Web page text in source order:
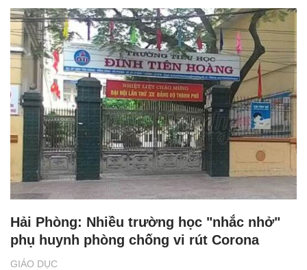
GIÁO DỤC
Hải Phòng: Nhiều trường học "nhắc nhở"
phụ huynh phòng chống vi rút Corona